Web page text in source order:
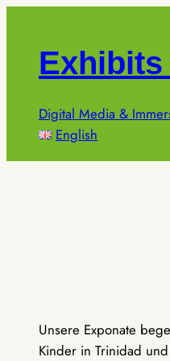
springenExhibits
Digital Media &
English
Unsere Exponate
Kinder in Trinidad